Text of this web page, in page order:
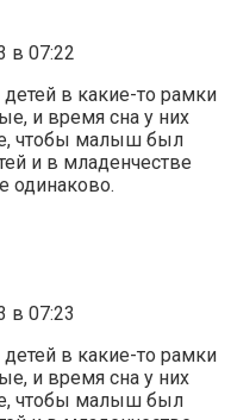
в 07:22
детей в какие-то рамки
и время сна у них
чтобы малыш был
и в младенчестве
одинаково.
в 07:23
детей в какие-то рамки
и время сна у них
чтобы малыш был